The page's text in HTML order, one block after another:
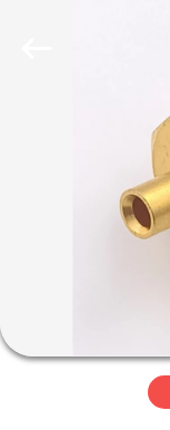
PRODUK
TUR